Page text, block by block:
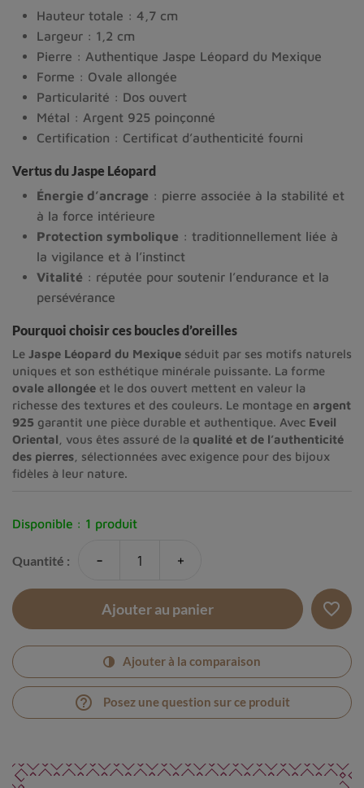
Hauteur totale : 4,7 cm
Largeur : 1,2 cm
Pierre : Authentique Jaspe Léopard du Mexique
Forme : Ovale allongée
Particularité : Dos ouvert
Métal : Argent 925 poinçonné
Certification : Certificat d’authenticité fourni
Vertus du Jaspe Léopard
Énergie d’ancrage : pierre associée à la stabilité et
à la force intérieure
Protection symbolique : traditionnellement liée à
la vigilance et à l’instinct
Vitalité : réputée pour soutenir l’endurance et la
persévérance
Pourquoi choisir ces boucles d’oreilles
Le Jaspe Léopard du Mexique séduit par ses motifs naturels
uniques et son esthétique minérale puissante. La forme
ovale allongée et le dos ouvert mettent en valeur la
richesse des textures et des couleurs. Le montage en argent
925 garantit une pièce durable et authentique. Avec Eveil
Oriental , vous êtes assuré de la qualité et de l’authenticité
des pierres , sélectionnées avec exigence pour des bijoux
fidèles à leur nature.
Disponible : 1 produit
Quantité : - +
Ajouter au panier favorite_border
Ajouter à la comparaison
help_outline Posez une question sur ce produit